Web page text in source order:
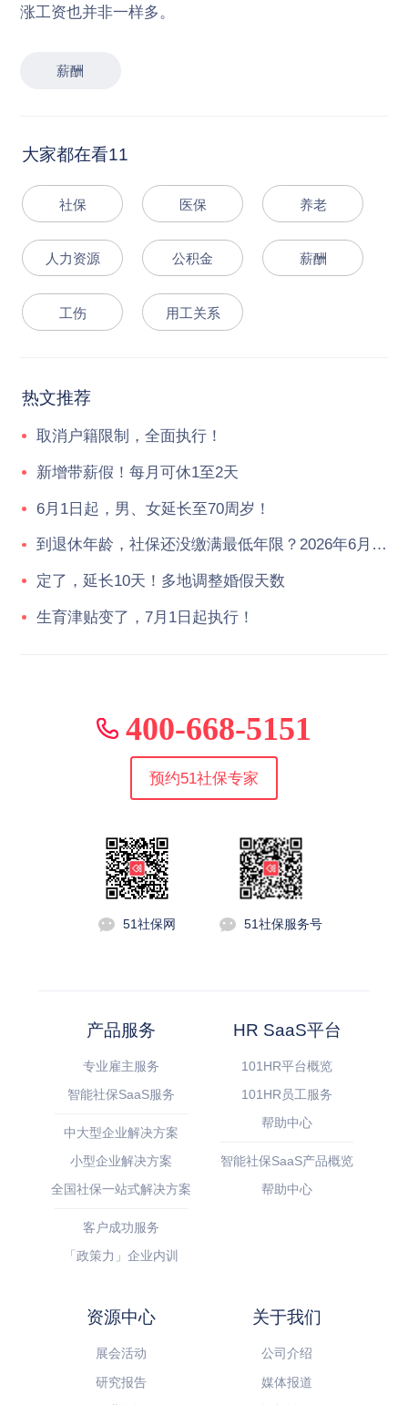
涨工资也并非一样多。
薪酬
大家都在看11
社保 医保 养老
人力资源 公积金 薪酬
工伤 用工关系
热文推荐
取消户籍限制，全面执行！
新增带薪假！每月可休1至2天
6月1日起，男、女延长至70周岁！
到退休年龄，社保还没缴满最低年限？2026年6月起，统一按新规执行！
定了，延长10天！多地调整婚假天数
生育津贴变了，7月1日起执行！
400-668-5151
预约51社保专家
51社保网 51社保服务号
产品服务
专业雇主服务
智能社保SaaS服务
中大型企业解决方案
小型企业解决方案
全国社保一站式解决方案
客户成功服务
「政策力」企业内训
HR SaaS平台
101HR平台概览
101HR员工服务
帮助中心
智能社保SaaS产品概览
帮助中心
资源中心
展会活动
研究报告
关于我们
公司介绍
媒体报道